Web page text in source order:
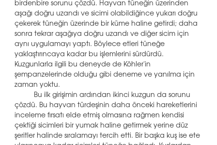
birdenbire sorunu çözdü. Hayvan tüneğin üzerinden
aşağı doğru uzandı ve sicimi olabildiğince yukarı doğru
çekerek tüneğin üzerinde bir küme haline getirdi; daha
sonra tekrar aşağıya doğru uzandı ve diğer sicim için
aynı uygulamayı yaptı. Böylece etleri tüneğe
yaklaştırıncaya kadar bu işlemlerini sürdürdü.
Kuzgunlarla ilgili bu deneyde de Köhler'in
şempanzelerinde olduğu gibi deneme ve yanılma için
zaman yoktu.
Bu ilk girişimin ardından ikinci kuzgun da sorunu
çözdü. Bu hayvan türdeşinin daha önceki hareketlerini
inceleme fırsatı elde etmiş olmasına rağmen kendisi
çektiği sicimleri bir yumak haline getirmek yerine düz
şeritler halinde sıralamayı tercih etti. Bir başka kuş ise ete